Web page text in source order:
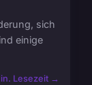
sich
einige
Lesezeit →